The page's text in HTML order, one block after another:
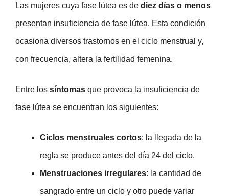
Las mujeres cuya fase lútea es de diez días o menos
presentan insuficiencia de fase lútea. Esta condición
ocasiona diversos trastornos en el ciclo menstrual y,
con frecuencia, altera la fertilidad femenina.
Entre los síntomas que provoca la insuficiencia de
fase lútea se encuentran los siguientes:
Ciclos menstruales cortos: la llegada de la
regla se produce antes del día 24 del ciclo.
Menstruaciones irregulares: la cantidad de
sangrado entre un ciclo y otro puede variar